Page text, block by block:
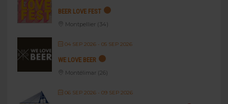
BEER LOVE FEST
Montpellier (34)
04 SEP 2026- 05 SEP 2026
WE LOVE BEER
Montélimar (26)
06 SEP 2026- 09 SEP 2026